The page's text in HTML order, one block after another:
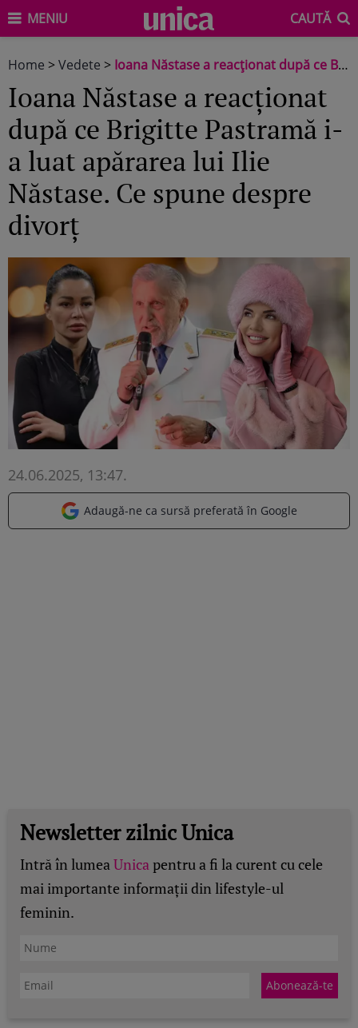
MENIU CAUTĂ
Home >Vedete > Ioana Năstase a reacționat după ce Brigitte Pastramă i-a luat apărarea lui Ilie Năstase. Ce spune despre divorț
Ioana Năstase a reacționat
după ce Brigitte Pastramă i-
a luat apărarea lui Ilie
Năstase. Ce spune despre
divorț
24.06.2025, 13:47.
Adaugă-ne ca sursă preferată în Google
Newsletter zilnic Unica
Intră în lumeaUnicapentru a fi la curent cu cele
mai importante informații din lifestyle-ul
feminin.